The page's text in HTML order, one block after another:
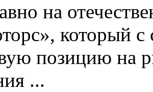
на
который с
позицию на
...